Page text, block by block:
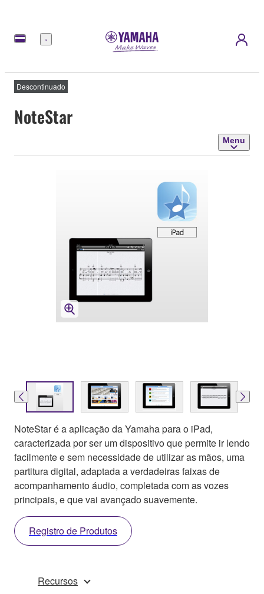
Menu
Descontinuado
NoteStar
Menu
NoteStar é a aplicação da Yamaha para o iPad,
caracterizada por ser um dispositivo que permite ir lendo
facilmente e sem necessidade de utilizar as mãos, uma
partitura digital, adaptada a verdadeiras faixas de
acompanhamento áudio, completada com as vozes
principais, e que vai avançado suavemente.
Registro de Produtos
Recursos